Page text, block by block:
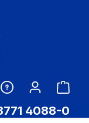
4088-0